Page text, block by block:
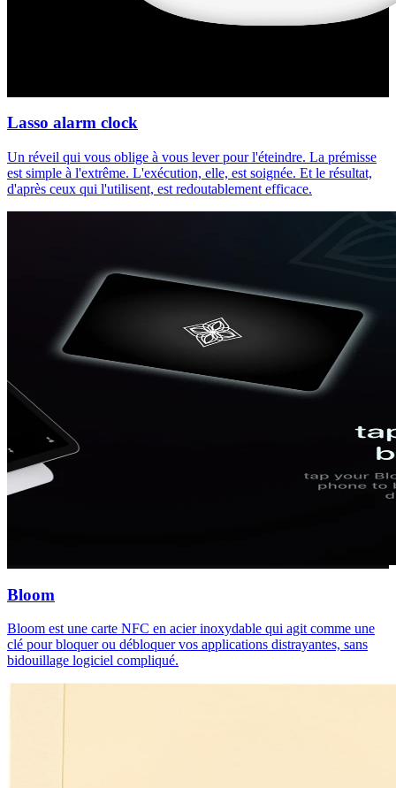
Lasso alarm clock
Un réveil qui vous oblige à vous lever pour l'éteindre. La prémisse
est simple à l'extrême. L'exécution, elle, est soignée. Et le résultat,
d'après ceux qui l'utilisent, est redoutablement efficace.
Bloom
Bloom est une carte NFC en acier inoxydable qui agit comme une
clé pour bloquer ou débloquer vos applications distrayantes, sans
bidouillage logiciel compliqué.